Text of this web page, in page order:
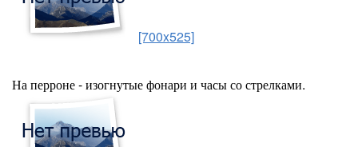
[700x525]
На перроне - изогнутые фонари и часы со стрелками.